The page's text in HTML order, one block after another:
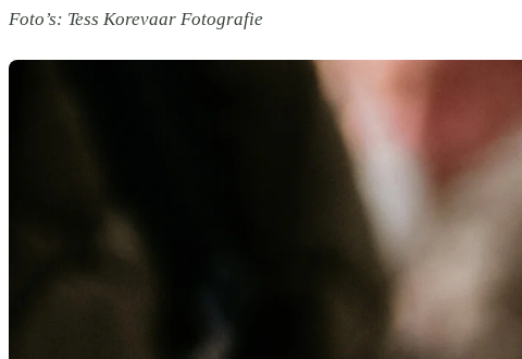
Foto’s: Tess Korevaar Fotografie